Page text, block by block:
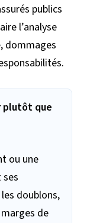
publics
l’analyse
dommages
plutôt que
ou une
doublons,
de